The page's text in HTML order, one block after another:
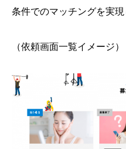
条件でのマッチングを実現
（依頼画面一覧イメージ）